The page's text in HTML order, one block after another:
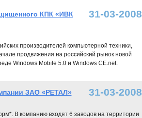
КПК «ИВК
31-03-2008
производителей компьютерной техники,
продвижения на российский рынок новой
Windows Mobile 5.0 и Windows CE.net.
ЗАО «РЕТАЛ» 31-03-2008
В компанию входят 6 заводов на территории